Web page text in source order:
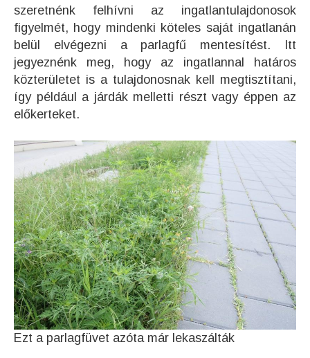
szeretnénk felhívni az ingatlantulajdonosok
figyelmét, hogy mindenki köteles saját ingatlanán
belül elvégezni a parlagfű mentesítést. Itt
jegyeznénk meg, hogy az ingatlannal határos
közterületet is a tulajdonosnak kell megtisztítani,
így például a járdák melletti részt vagy éppen az
előkerteket.
Ezt a parlagfüvet azóta már lekaszálták